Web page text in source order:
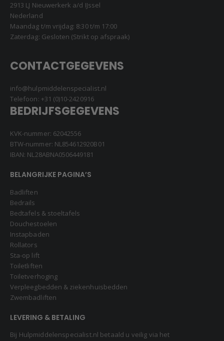
2913 LJ Nieuwerkerk a/d IJssel
Nederland
Maandag t/m vrijdag: 8:30 t/m 17:00
Zaterdag: Gesloten (Strikt op afspraak)
CONTACTGEGEVENS
info@hulpmiddelenspecialist.nl
Telefoon: +31 (0)10-2420916
BEDRIJFSGEGEVENS
KVK-nummer: 62042556
BTW-nummer: NL854612920B01
IBAN: NL28ABNA0506449181
BELANGRIJKE PAGINA’S
Badliften
Bedrails
Bedtafels & stoeltafels
Douchestoelen
Instapbaden
Rollators
Sta-op lift
Toiletliften
Toiletverhoging
Verpleegbedden & ziekenhuisbedden
Zwembadliften
LEVERING & BETALING
Bij Hulpmiddelenspecialist.nl betaald u veilig via het